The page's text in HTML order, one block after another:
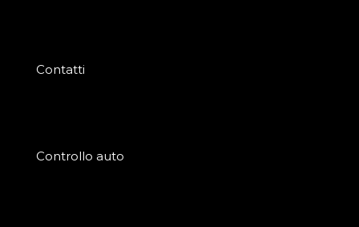
Contatti
Controllo auto